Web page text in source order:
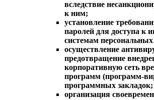
вследствие
к ним;
установление
паролей для доступа к
системам
осуществление
предотвращение
корпоративную сеть
программ (программ-
программных закладок;
организация